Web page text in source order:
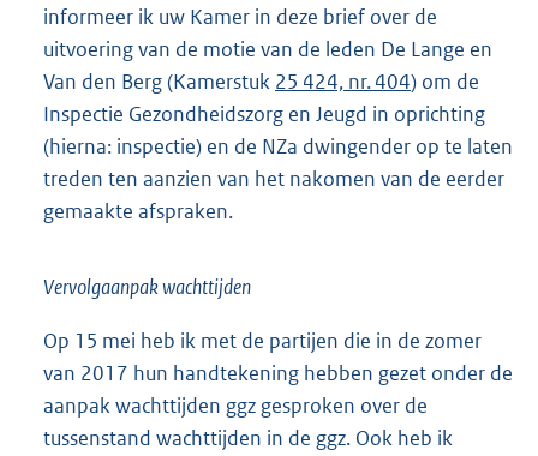
informeer ik uw Kamer in deze brief over de
uitvoering van de motie van de leden De Lange en
Van den Berg (Kamerstuk 25 424, nr. 404) om de
Inspectie Gezondheidszorg en Jeugd in oprichting
(hierna: inspectie) en de NZa dwingender op te laten
treden ten aanzien van het nakomen van de eerder
gemaakte afspraken.
Vervolgaanpak wachttijden
Op 15 mei heb ik met de partijen die in de zomer
van 2017 hun handtekening hebben gezet onder de
aanpak wachttijden ggz gesproken over de
tussenstand wachttijden in de ggz. Ook heb ik